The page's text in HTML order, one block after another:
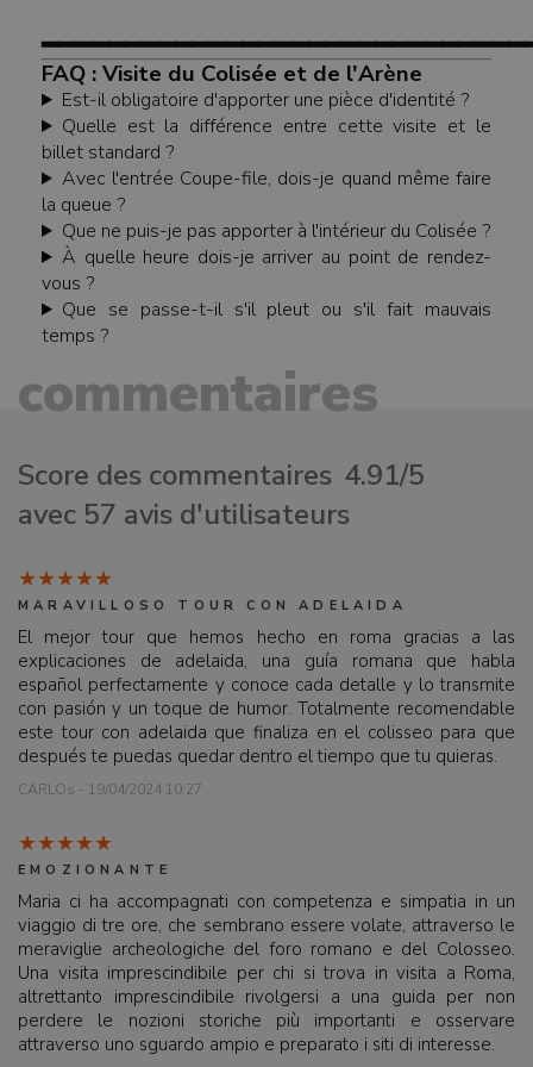
FAQ : Visite du Colisée et de l'Arène
Est-il obligatoire d'apporter une pièce d'identité ?
Quelle est la différence entre cette visite et le
billet standard ?
Avec l'entrée Coupe-file, dois-je quand même faire
la queue ?
Que ne puis-je pas apporter à l'intérieur du Colisée ?
À quelle heure dois-je arriver au point de rendez-
vous ?
Que se passe-t-il s'il pleut ou s'il fait mauvais
temps ?
commentaires
Score des commentaires 4.91/5
avec 57 avis d'utilisateurs
MARAVILLOSO TOUR CON ADELAIDA
El mejor tour que hemos hecho en roma gracias a las
explicaciones de adelaida, una guía romana que habla
español perfectamente y conoce cada detalle y lo transmite
con pasión y un toque de humor. Totalmente recomendable
este tour con adelaida que finaliza en el colisseo para que
después te puedas quedar dentro el tiempo que tu quieras.
CARLOs - 19/04/2024 10:27
EMOZIONANTE
Maria ci ha accompagnati con competenza e simpatia in un
viaggio di tre ore, che sembrano essere volate, attraverso le
meraviglie archeologiche del foro romano e del Colosseo.
Una visita imprescindibile per chi si trova in visita a Roma,
altrettanto imprescindibile rivolgersi a una guida per non
perdere le nozioni storiche più importanti e osservare
attraverso uno sguardo ampio e preparato i siti di interesse.